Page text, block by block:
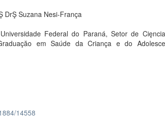
DrŞ Suzana Nesi-França
Federal do Paraná, Setor de
em Saúde da Criança e do
14558